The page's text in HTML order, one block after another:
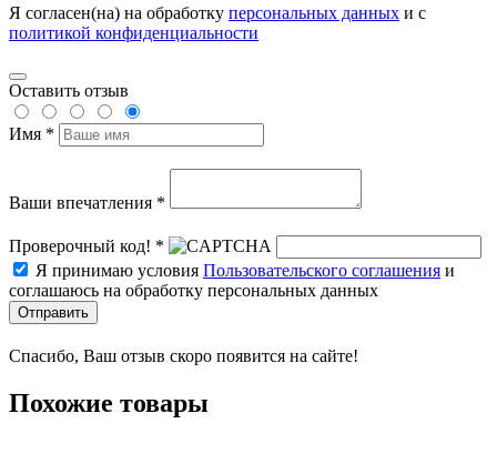
Я согласен(на) на обработку персональных данных и с
политикой конфиденциальности
Оставить отзыв
Имя *
Ваши впечатления *
Проверочный код! *
Я принимаю условия Пользовательского соглашения и
соглашаюсь на обработку персональных данных
Отправить
Спасибо, Ваш отзыв скоро появится на сайте!
Похожие товары